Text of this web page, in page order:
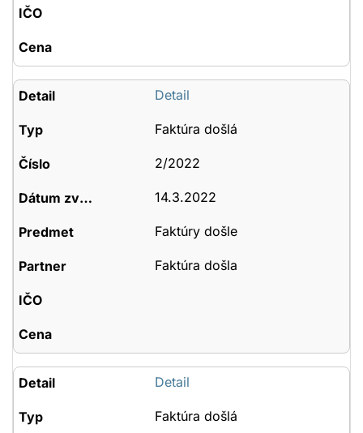
Detail
Faktúra došlá
2/2022
14.3.2022
Faktúry došle
Faktúra došla
Detail
Faktúra došlá